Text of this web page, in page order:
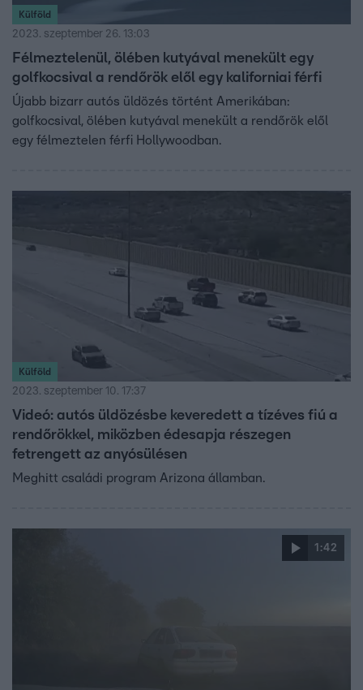
Külföld
2023. szeptember 26. 13:03
Félmeztelenül, ölében kutyával menekült egy
golfkocsival a rendőrök elől egy kaliforniai férfi
Újabb bizarr autós üldözés történt Amerikában:
golfkocsival, ölében kutyával menekült a rendőrök elől
egy félmeztelen férfi Hollywoodban.
Külföld
2023. szeptember 10. 17:37
Videó: autós üldözésbe keveredett a tízéves fiú a
rendőrökkel, miközben édesapja részegen
fetrengett az anyósülésen
Meghitt családi program Arizona államban.
1:42